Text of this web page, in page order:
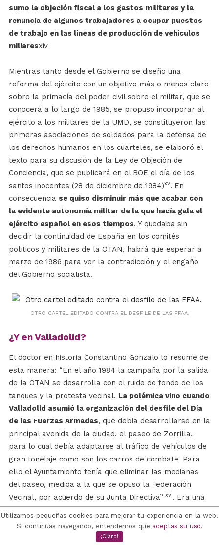
sumo la objeción fiscal a los gastos militares y la
renuncia de algunos trabajadores a ocupar puestos
de trabajo en las líneas de producción de vehículos
miliaresxiv
Mientras tanto desde el Gobierno se diseño una
reforma del ejército con un objetivo más o menos claro
sobre la primacía del poder civil sobre el militar, que se
conocerá a lo largo de 1985, se propuso incorporar al
ejército a los militares de la UMD, se constituyeron las
primeras asociaciones de soldados para la defensa de
los derechos humanos en los cuarteles, se elaboró el
texto para su discusión de la Ley de Objeción de
Conciencia, que se publicará en el BOE el día de los
santos inocentes (28 de diciembre de 1984)xv. En
consecuencia se quiso disminuir más que acabar con
la evidente autonomía militar de la que hacía gala el
ejército español en esos tiempos. Y quedaba sin
decidir la continuidad de España en los comités
políticos y militares de la OTAN, habrá que esperar a
marzo de 1986 para ver la contradicción y el engaño
del Gobierno socialista.
OTRO CARTEL EDITADO CONTRA EL DESFILE DE LAS FFAA.
¿Y en Valladolid?
El doctor en historia Constantino Gonzalo lo resume de
esta manera: “En el año 1984 la campaña por la salida
de la OTAN se desarrolla con el ruido de fondo de los
tanques y la protesta vecinal. La polémica vino cuando
Valladolid asumió la organización del desfile del Día
de las Fuerzas Armadas, que debía desarrollarse en la
principal avenida de la ciudad, el paseo de Zorrilla,
para lo cual debía adaptarse al tráfico de vehículos de
gran tonelaje como son los carros de combate. Para
ello el Ayuntamiento tenía que eliminar las medianas
del paseo, medida a la que se opuso la Federación
Vecinal, por acuerdo de su Junta Directiva” xvi. Era una
buena ocasión para poner sobre la mesa, una vez más,
cuestiones tan transcendentales como “
problemática de la paz, el desarme, los gastos
Utilizamos pequeñas cookies para mejorar tu experiencia en la web.
Si continúas navegando, entendemos que aceptas su uso.
¡Claro!